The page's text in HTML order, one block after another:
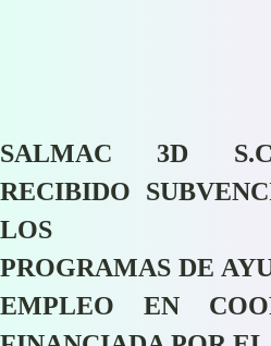
SALMAC 3D
RECIBIDO
LOS
PROGRAMAS DE
EMPLEO EN